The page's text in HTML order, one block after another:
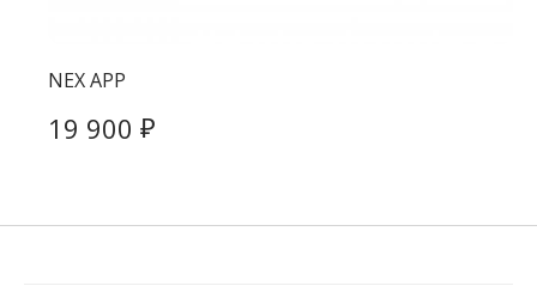
NEX APP
19 900 ₽